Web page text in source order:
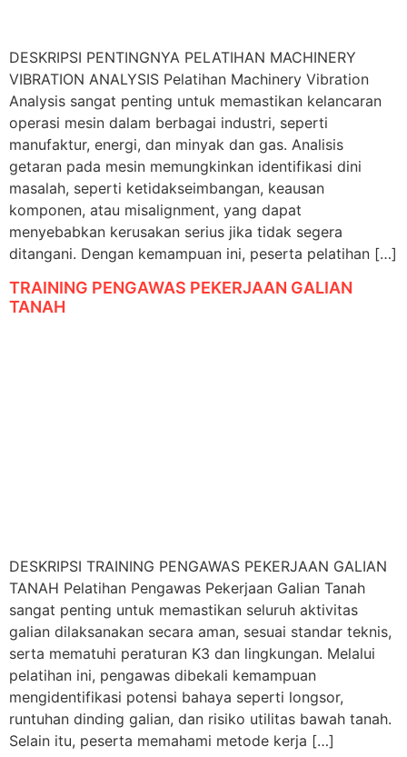
DESKRIPSI PENTINGNYA PELATIHAN MACHINERY
VIBRATION ANALYSIS Pelatihan Machinery Vibration
Analysis sangat penting untuk memastikan kelancaran
operasi mesin dalam berbagai industri, seperti
manufaktur, energi, dan minyak dan gas. Analisis
getaran pada mesin memungkinkan identifikasi dini
masalah, seperti ketidakseimbangan, keausan
komponen, atau misalignment, yang dapat
menyebabkan kerusakan serius jika tidak segera
ditangani. Dengan kemampuan ini, peserta pelatihan […]
TRAINING PENGAWAS PEKERJAAN GALIAN
TANAH
DESKRIPSI TRAINING PENGAWAS PEKERJAAN GALIAN
TANAH Pelatihan Pengawas Pekerjaan Galian Tanah
sangat penting untuk memastikan seluruh aktivitas
galian dilaksanakan secara aman, sesuai standar teknis,
serta mematuhi peraturan K3 dan lingkungan. Melalui
pelatihan ini, pengawas dibekali kemampuan
mengidentifikasi potensi bahaya seperti longsor,
runtuhan dinding galian, dan risiko utilitas bawah tanah.
Selain itu, peserta memahami metode kerja […]